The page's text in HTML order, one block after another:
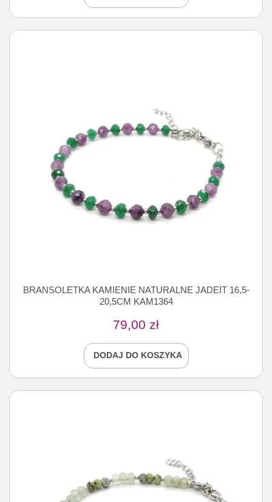
BRANSOLETKA KAMIENIE NATURALNE JADEIT 16,5-
20,5CM KAM1364
79,00 zł
DODAJ DO KOSZYKA